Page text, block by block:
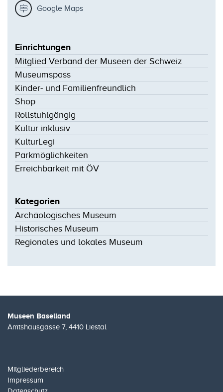
Google Maps
Einrichtungen
Mitglied Verband der Museen der Schweiz
Museumspass
Kinder- und Familienfreundlich
Shop
Rollstuhlgängig
Kultur inklusiv
KulturLegi
Parkmöglichkeiten
Erreichbarkeit mit ÖV
Kategorien
Archäologisches Museum
Historisches Museum
Regionales und lokales Museum
Museen Baselland
Amtshausgasse 7, 4410 Liestal
Mitgliederbereich
Impressum